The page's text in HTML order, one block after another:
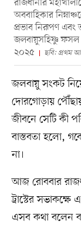
রাজধানীর
অববাহিকার
প্রভাব নিরূপণ এবং
জলবায়ুসহিষ্ণু ফসল
২০২৫
ছবি: প্রথম
জলবায়ু সংকট
দোরগোড়ায়
জীবনে সেটি কী
বাস্তবতা হলো,
না।
আজ রোববার
ট্রাস্টের
এসব কথা বলেন